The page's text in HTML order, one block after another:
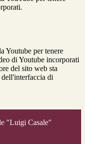
Youtube per tenere
di Youtube incorporati
del sito web sta
di
"Luigi Casale"